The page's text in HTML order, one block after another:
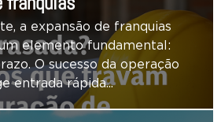
a expansão de franquias
elemento fundamental:
O sucesso da operação
entrada rápida...